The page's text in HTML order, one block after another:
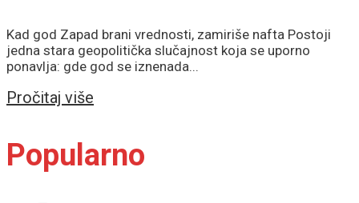
Kad god Zapad brani vrednosti, zamiriše nafta Postoji
jedna stara geopolitička slučajnost koja se uporno
ponavlja: gde god se iznenada...
Pročitaj više
Popularno